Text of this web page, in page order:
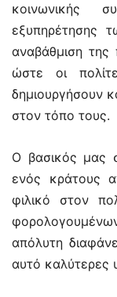
κοινωνικής
εξυπηρέτησης
αναβάθμιση
ώστε οι
δημιουργήσουν
στον τόπο τους.
Ο βασικός μας
ενός κράτους
φιλικό στον
απόλυτη
αυτό καλύτερες